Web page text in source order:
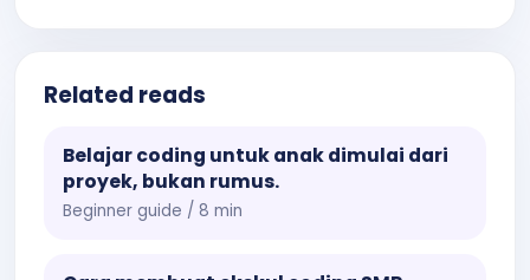
Related reads
Belajar coding untuk anak dimulai dari
proyek, bukan rumus.
Beginner guide / 8 min